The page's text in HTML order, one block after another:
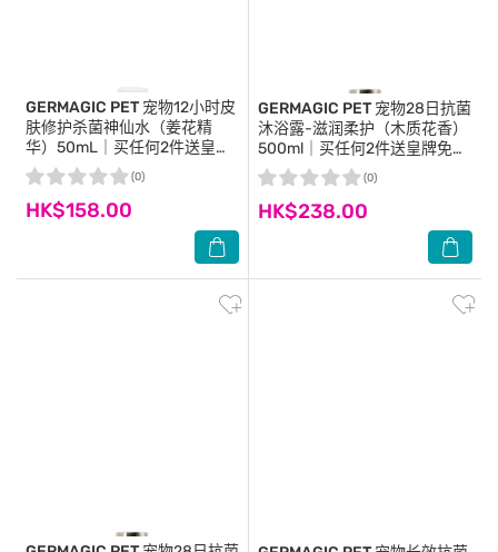
GERMAGIC PET 宠物12小时皮
肤修护杀菌神仙水（姜花精
华）50mL｜买任何2件送皇牌
免冲洁净手套乙片｜ 商家直
送-5個工作天內送到府上
HK$158.00
(0)
GERMAGIC PET 宠物28日抗菌
沐浴露-滋润柔护（木质花香）
500ml｜买任何2件送皇牌免冲
洁净手套乙片｜商家直送-5個
工作天內送到府上 (GP-
A01MS500C01C)
HK$238.00
(0)